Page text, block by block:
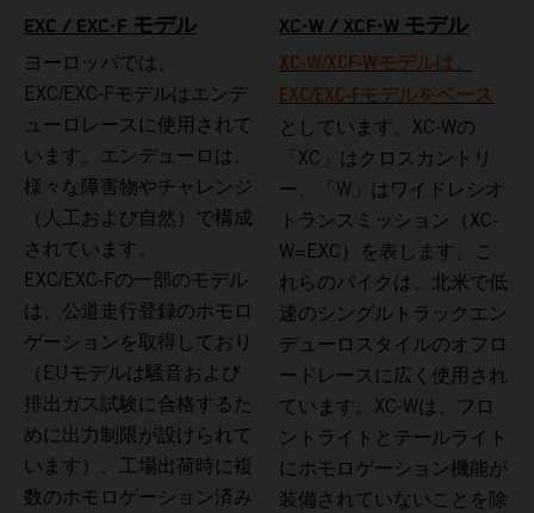
EXC / EXC-F モデル
ヨーロッパでは、
EXC/EXC-Fモデルはエンデ
ューロレースに使用されて
います。エンデューロは、
様々な障害物やチャレンジ
（人工および自然）で構成
されています。
EXC/EXC-Fの一部のモデル
は、公道走行登録のホモロ
ゲーションを取得しており
（EUモデルは騒音および
排出ガス試験に合格するた
めに出力制限が設けられて
います）、工場出荷時に複
数のホモロゲーション済み
XC-W / XCF-W モデル
XC-W/XCF-Wモデルは、
EXC/EXC-Fモデルをベース
としています。XC-Wの
「XC」はクロスカントリ
ー、「W」はワイドレシオ
トランスミッション（XC-
W=EXC）を表します。こ
れらのバイクは、北米で低
速のシングルトラックエン
デューロスタイルのオフロ
ードレースに広く使用され
ています。XC-Wは、フロ
ントライトとテールライト
にホモロゲーション機能が
装備されていないことを除